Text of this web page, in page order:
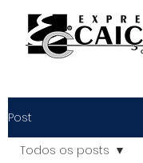
Post
Todos os posts